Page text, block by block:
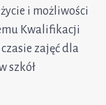
i możliwości
Kwalifikacji
zajęć dla
szkół